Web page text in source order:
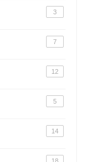
3
7
12
5
14